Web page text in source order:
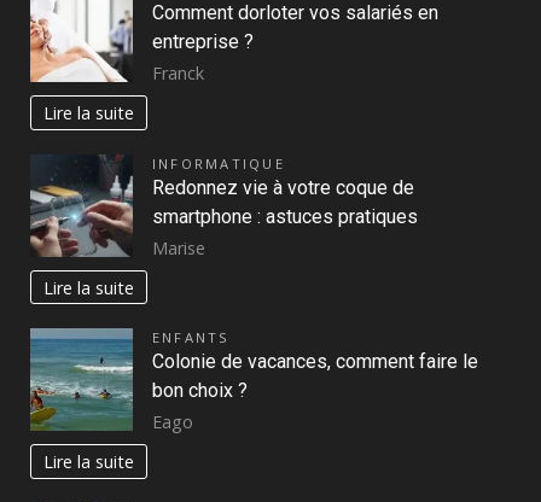
Comment dorloter vos salariés en
entreprise ?
Franck
Lire la suite
INFORMATIQUE
Redonnez vie à votre coque de
smartphone : astuces pratiques
Marise
Lire la suite
ENFANTS
Colonie de vacances, comment faire le
bon choix ?
Eago
Lire la suite